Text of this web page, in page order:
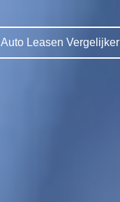
Auto Leasen Vergelijker